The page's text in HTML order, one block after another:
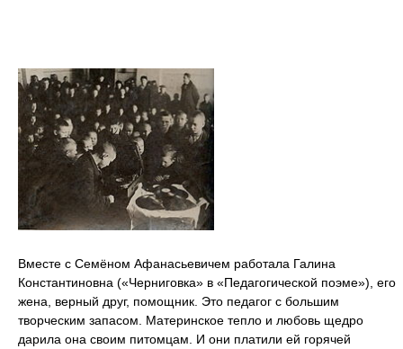
Вместе с Семёном Афанасьевичем работала Галина
Константиновна («Черниговка» в «Педагогической поэме»), его
жена, верный друг, помощник. Это педагог с большим
творческим запасом. Материнское тепло и любовь щедро
дарила она своим питомцам. И они платили ей горячей